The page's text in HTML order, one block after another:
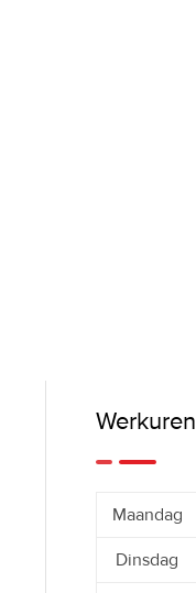
Werkuren
Maandag
Dinsdag